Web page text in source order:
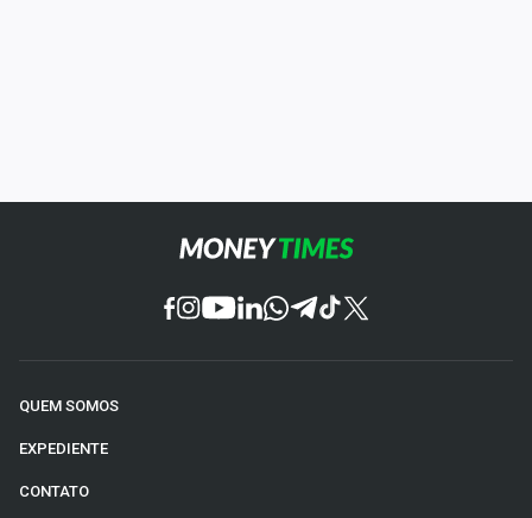
QUEM SOMOS
EXPEDIENTE
CONTATO